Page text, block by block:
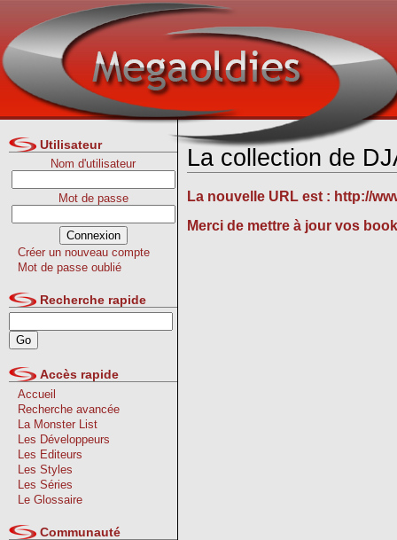
Utilisateur
Nom d'utilisateur
Mot de passe
Créer un nouveau compte
Mot de passe oublié
Recherche rapide
Accès rapide
Accueil
Recherche avancée
La Monster List
Les Développeurs
Les Editeurs
Les Styles
Les Séries
Le Glossaire
Communauté
La collection de
La nouvelle URL est : http://
Merci de mettre à jour vos